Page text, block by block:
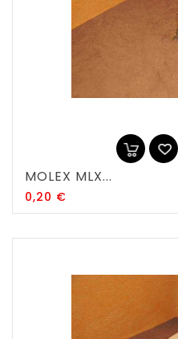
MOLEX MLX...
0,20 €